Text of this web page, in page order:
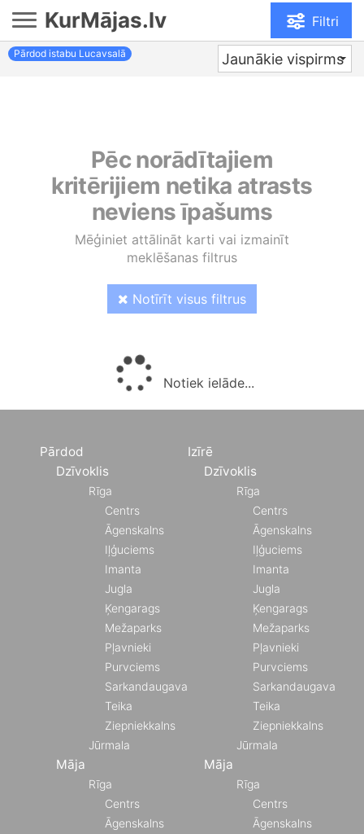
KurMājas.lv Filtri
Pārdod istabu Lucavsalā Jaunākie vispirms
Pēc norādītajiem
kritērijiem netika atrasts
neviens īpašums
Mēģiniet attālināt karti vai izmainīt
meklēšanas filtrus
Notīrīt visus filtrus
Notiek ielāde...
Pārdod
Dzīvoklis
Rīga
Centrs
Āgenskalns
Iļģuciems
Imanta
Jugla
Ķengarags
Mežaparks
Pļavnieki
Purvciems
Sarkandaugava
Teika
Ziepniekkalns
Jūrmala
Māja
Rīga
Centrs
Āgenskalns
Izīrē
Dzīvoklis
Rīga
Centrs
Āgenskalns
Iļģuciems
Imanta
Jugla
Ķengarags
Mežaparks
Pļavnieki
Purvciems
Sarkandaugava
Teika
Ziepniekkalns
Jūrmala
Māja
Rīga
Centrs
Āgenskalns